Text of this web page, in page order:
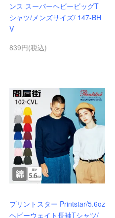
ンス スーパーヘビービッグT
シャツ/メンズサイズ/ 147-BH
V
839円(税込)
プリントスター Printstar/5.6oz
ヘビーウェイト長袖Tシャツ/